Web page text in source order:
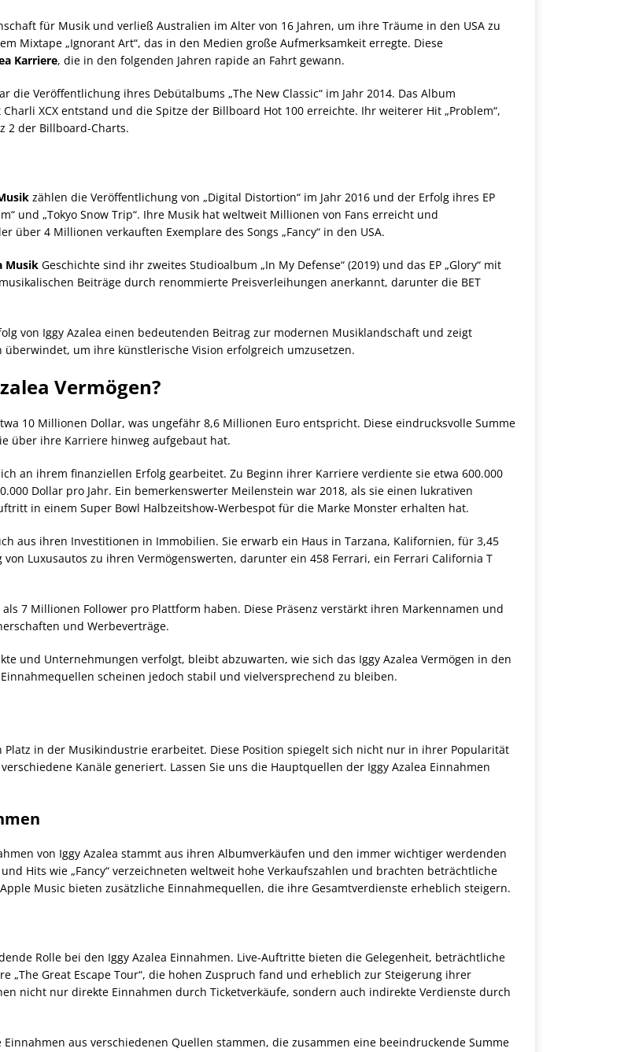
für Musik und verließ Australien im Alter von 16 Jahren, um ihre Träume in den USA zu
Mixtape „Ignorant Art“, das in den Medien große Aufmerksamkeit erregte. Diese
Karriere, die in den folgenden Jahren rapide an Fahrt gewann.
die Veröffentlichung ihres Debütalbums „The New Classic“ im Jahr 2014. Das Album
XCX entstand und die Spitze der Billboard Hot 100 erreichte. Ihr weiterer Hit „Problem“,
2 der Billboard-Charts.
zählen die Veröffentlichung von „Digital Distortion“ im Jahr 2016 und der Erfolg ihres EP
und „Tokyo Snow Trip“. Ihre Musik hat weltweit Millionen von Fans erreicht und
4 Millionen verkauften Exemplare des Songs „Fancy“ in den USA.
Musik Geschichte sind ihr zweites Studioalbum „In My Defense“ (2019) und das EP „Glory“ mit
Beiträge durch renommierte Preisverleihungen anerkannt, darunter die BET
von Iggy Azalea einen bedeutenden Beitrag zur modernen Musiklandschaft und zeigt
um ihre künstlerische Vision erfolgreich umzusetzen.
Vermögen?
10 Millionen Dollar, was ungefähr 8,6 Millionen Euro entspricht. Diese eindrucksvolle Summe
über ihre Karriere hinweg aufgebaut hat.
an ihrem finanziellen Erfolg gearbeitet. Zu Beginn ihrer Karriere verdiente sie etwa 600.000
Dollar pro Jahr. Ein bemerkenswerter Meilenstein war 2018, als sie einen lukrativen
in einem Super Bowl Halbzeitshow-Werbespot für die Marke Monster erhalten hat.
aus ihren Investitionen in Immobilien. Sie erwarb ein Haus in Tarzana, Kalifornien, für 3,45
Luxusautos zu ihren Vermögenswerten, darunter ein 458 Ferrari, ein Ferrari California T
7 Millionen Follower pro Plattform haben. Diese Präsenz verstärkt ihren Markennamen und
und Werbeverträge.
und Unternehmungen verfolgt, bleibt abzuwarten, wie sich das Iggy Azalea Vermögen in den
scheinen jedoch stabil und vielversprechend zu bleiben.
Platz in der Musikindustrie erarbeitet. Diese Position spiegelt sich nicht nur in ihrer Popularität
Kanäle generiert. Lassen Sie uns die Hauptquellen der Iggy Azalea Einnahmen
von Iggy Azalea stammt aus ihren Albumverkäufen und den immer wichtiger werdenden
Hits wie „Fancy“ verzeichneten weltweit hohe Verkaufszahlen und brachten beträchtliche
Music bieten zusätzliche Einnahmequellen, die ihre Gesamtverdienste erheblich steigern.
Rolle bei den Iggy Azalea Einnahmen. Live-Auftritte bieten die Gelegenheit, beträchtliche
„The Great Escape Tour“, die hohen Zuspruch fand und erheblich zur Steigerung ihrer
nicht nur direkte Einnahmen durch Ticketverkäufe, sondern auch indirekte Verdienste durch
aus verschiedenen Quellen stammen, die zusammen eine beeindruckende Summe